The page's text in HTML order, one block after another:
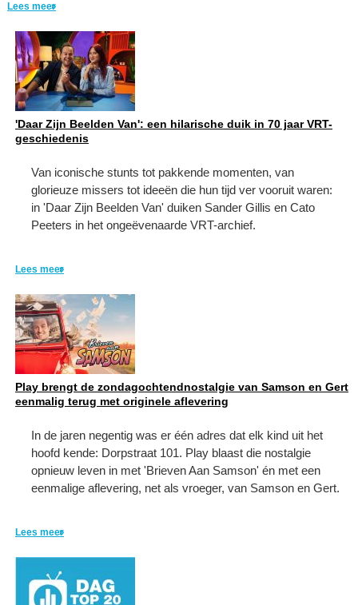
Lees meer
'Daar Zijn Beelden Van': een hilarische duik in 70 jaar VRT-
geschiedenis
Van iconische stunts tot pakkende momenten, van
glorieuze missers tot ideeën die hun tijd ver vooruit waren:
in 'Daar Zijn Beelden Van' duiken Sander Gillis en Cato
Peeters in het ongeëvenaarde VRT-archief.
Lees meer
Play brengt de zondagochtendnostalgie van Samson en Gert
eenmalig terug met originele aflevering
In de jaren negentig was er één adres dat elk kind uit het
hoofd kende: Dorpstraat 101. Play blaast die nostalgie
opnieuw leven in met 'Brieven Aan Samson' én met een
eenmalige aflevering, net als vroeger, van Samson en Gert.
Lees meer